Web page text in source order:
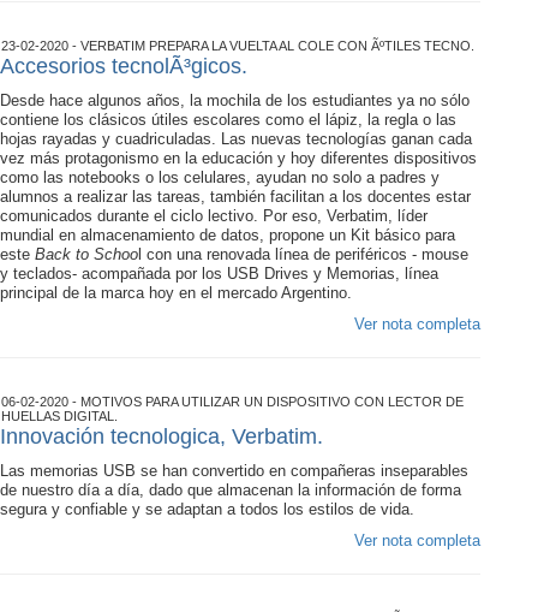
23-02-2020 - VERBATIM PREPARA LA VUELTA AL COLE CON ÃºTILES TECNO.
Accesorios tecnolÃ³gicos.
Desde hace algunos años, la mochila de los estudiantes ya no sólo
contiene los clásicos útiles escolares como el lápiz, la regla o las
hojas rayadas y cuadriculadas. Las nuevas tecnologías ganan cada
vez más protagonismo en la educación y hoy diferentes dispositivos
como las notebooks o los celulares, ayudan no solo a padres y
alumnos a realizar las tareas, también facilitan a los docentes estar
comunicados durante el ciclo lectivo. Por eso, Verbatim, líder
mundial en almacenamiento de datos, propone un Kit básico para
este Back to Schoo l con una renovada línea de periféricos - mouse
y teclados- acompañada por los USB Drives y Memorias, línea
principal de la marca hoy en el mercado Argentino.
Ver nota completa
06-02-2020 - MOTIVOS PARA UTILIZAR UN DISPOSITIVO CON LECTOR DE
HUELLAS DIGITAL.
Innovación tecnologica, Verbatim.
Las memorias USB se han convertido en compañeras inseparables
de nuestro día a día, dado que almacenan la información de forma
segura y confiable y se adaptan a todos los estilos de vida.
Ver nota completa